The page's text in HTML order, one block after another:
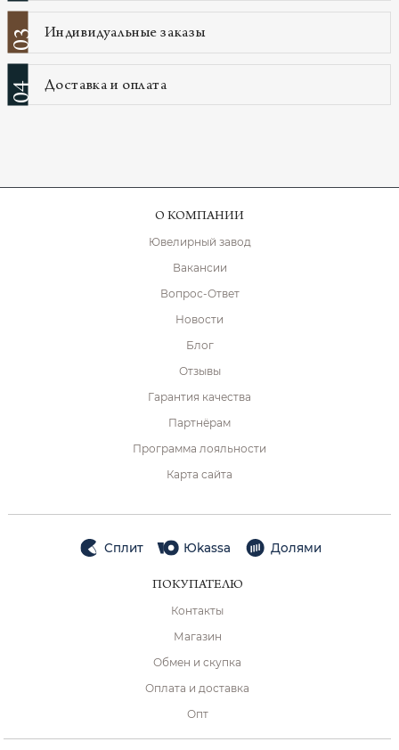
03 Индивидуальные заказы
04 Доставка и оплата
О КОМПАНИИ
Ювелирный завод
Вакансии
Вопрос-Ответ
Новости
Блог
Отзывы
Гарантия качества
Партнёрам
Программа лояльности
Карта сайта
Сплит Юkassa Долями
ПОКУПАТЕЛЮ
Контакты
Магазин
Обмен и скупка
Оплата и доставка
Опт